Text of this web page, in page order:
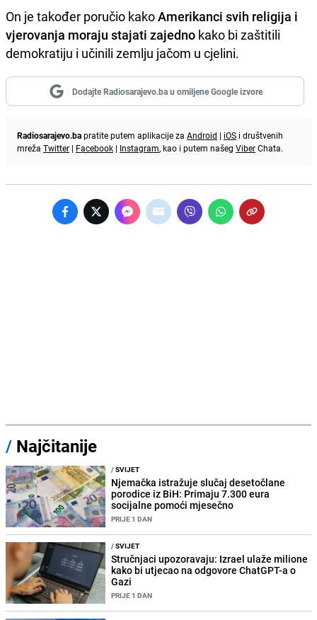
On je također poručio kakoAmerikanci svih religija i
vjerovanja moraju stajati zajedno kako bi zaštitili
demokratiju i učinili zemlju jačom u cjelini.
Dodajte Radiosarajevo.ba u omiljene Google izvore
Radiosarajevo.bapratite putem aplikacije za Android | iOS i društvenih
mreža Twitter | Facebook | Instagram, kao i putem našeg ViberChata.
/ Najčitanije
/SVIJET
Njemačka istražuje slučaj desetočlane
porodice iz BiH: Primaju 7.300 eura
socijalne pomoći mjesečno
PRIJE 1 DAN
/SVIJET
Stručnjaci upozoravaju: Izrael ulaže milione
kako bi utjecao na odgovore ChatGPT-a o
Gazi
PRIJE 1 DAN